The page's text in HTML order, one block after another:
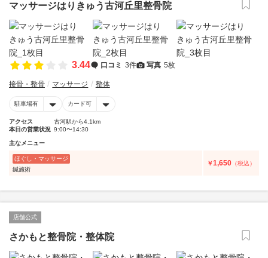
マッサージはりきゅう古河丘里整骨院
3.44 口コミ 3件 写真 5枚
接骨・整骨 マッサージ 整体
駐車場有 カード可
アクセス
古河駅から4.1km
本日の営業状況 9:00〜14:30
主なメニュー
ほぐし・マッサージ
鍼施術
￥1,650 （税込）
店舗公式
さかもと整骨院・整体院